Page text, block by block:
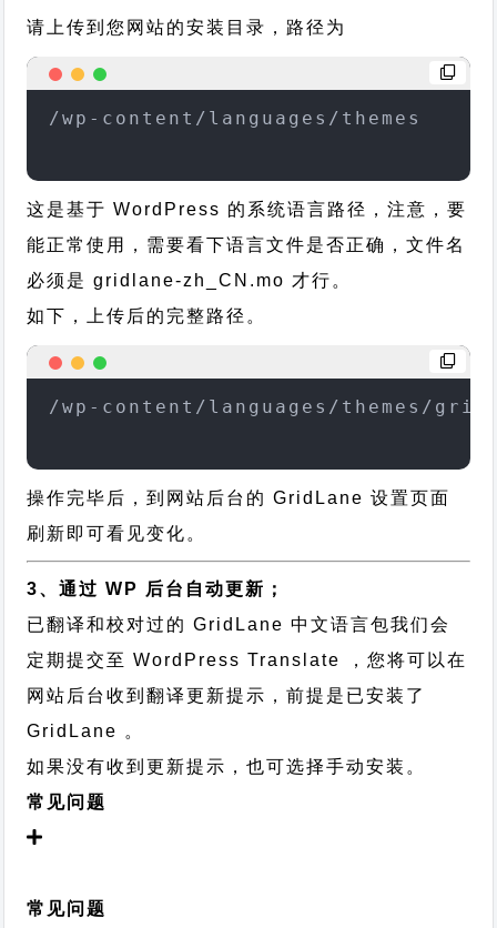
请上传到您网站的安装目录，路径为
/wp-content/languages/themes
这是基于 WordPress 的系统语言路径，注意，要
能正常使用，需要看下语言文件是否正确，文件名
必须是 gridlane-zh_CN.mo 才行。
如下，上传后的完整路径。
/wp-content/languages/themes/
操作完毕后，到网站后台的 GridLane 设置页面
刷新即可看见变化。
3、通过 WP 后台自动更新；
已翻译和校对过的 GridLane 中文语言包我们会
定期提交至 WordPress Translate ，您将可以在
网站后台收到翻译更新提示，前提是已安装了
GridLane 。
如果没有收到更新提示，也可选择手动安装。
常见问题
常见问题